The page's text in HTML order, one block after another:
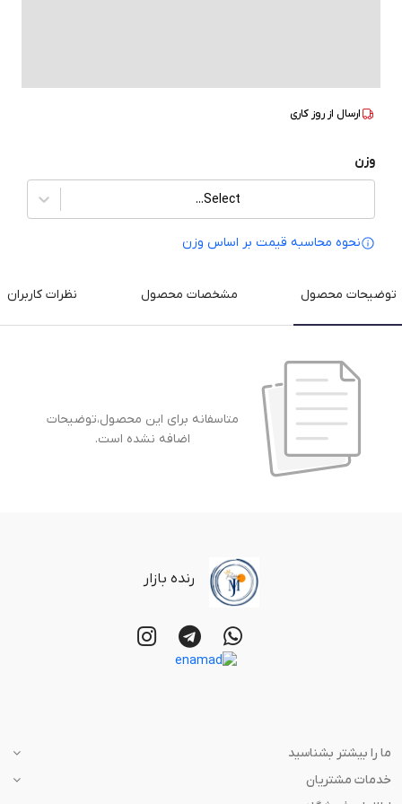
ارسال از روز کاری
وزن
Select...
نحوه محاسبه قیمت بر‌ اساس وزن
توضیحات محصول مشخصات محصول نظرات کاربران
متاسفانه برای این محصول،توضیحات
اضافه نشده است.
رنده بازار
ما را بیشتر بشناسید
خدمات مشتریان